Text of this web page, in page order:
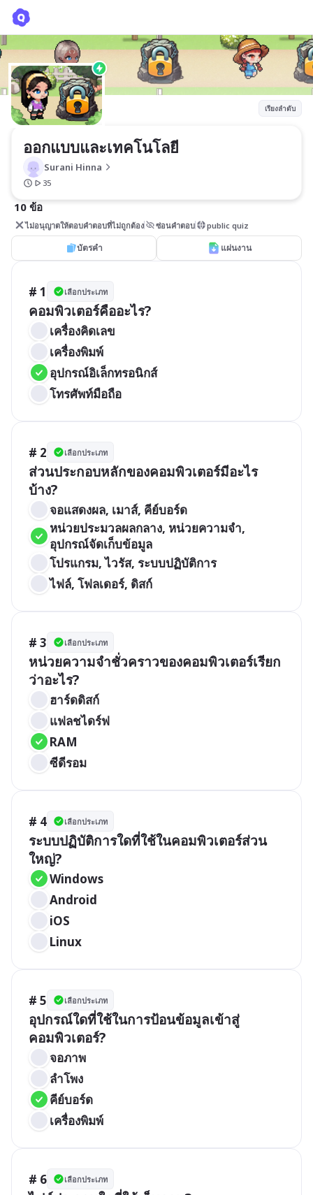
เรียงลำดับ
ออกแบบและเทคโนโลยี
Surani Hinna
35
10 ข้อ
ไม่อนุญาตให้ตอบคำตอบที่ไม่ถูกต้อง ซ่อนคำตอบ public quiz
บัตรคำ แผ่นงาน
# 1 เลือกประเภท
คอมพิวเตอร์คืออะไร?
เครื่องคิดเลข
เครื่องพิมพ์
อุปกรณ์อิเล็กทรอนิกส์
โทรศัพท์มือถือ
# 2 เลือกประเภท
ส่วนประกอบหลักของคอมพิวเตอร์มีอะไร
บ้าง?
จอแสดงผล, เมาส์, คีย์บอร์ด
หน่วยประมวลผลกลาง, หน่วยความจำ,
อุปกรณ์จัดเก็บข้อมูล
โปรแกรม, ไวรัส, ระบบปฏิบัติการ
ไฟล์, โฟลเดอร์, ดิสก์
# 3 เลือกประเภท
หน่วยความจำชั่วคราวของคอมพิวเตอร์เรียก
ว่าอะไร?
ฮาร์ดดิสก์
แฟลชไดร์ฟ
RAM
ซีดีรอม
# 4 เลือกประเภท
ระบบปฏิบัติการใดที่ใช้ในคอมพิวเตอร์ส่วน
ใหญ่?
Windows
Android
iOS
Linux
# 5 เลือกประเภท
อุปกรณ์ใดที่ใช้ในการป้อนข้อมูลเข้าสู่
คอมพิวเตอร์?
จอภาพ
ลำโพง
คีย์บอร์ด
เครื่องพิมพ์
# 6 เลือกประเภท